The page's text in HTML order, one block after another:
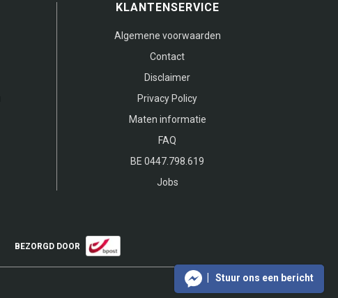
Stuur ons een bericht
KLANTENSERVICE
Algemene voorwaarden
Contact
Disclaimer
Privacy Policy
Maten informatie
FAQ
BE 0447.798.619
Jobs
BEZORGD DOOR